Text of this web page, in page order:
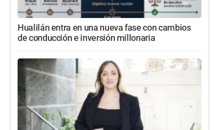
Hualilán entra en una nueva fase con cambios
de conducción e inversión millonaria